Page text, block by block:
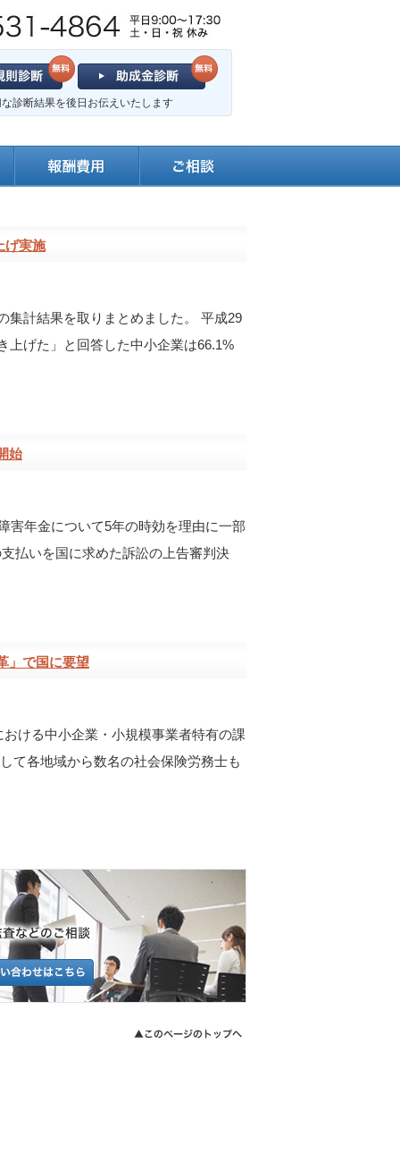
診断結果を後日お伝えいたします
げ実施
集計結果を取りまとめました。 平成29
上げた」と回答した中小企業は66.1%
始
害年金について5年の時効を理由に一部
払いを国に求めた訴訟の上告審判決
」で国に要望
ける中小企業・小規模事業者特有の課
て各地域から数名の社会保険労務士も